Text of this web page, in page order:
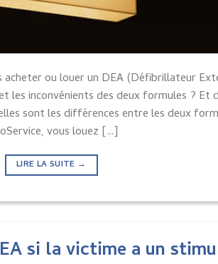
ou louer un DEA (Défibrillateur
les inconvénients des deux formules ? Et
sont les différences entre les deux
vous louez […]
LIRE LA SUITE →
si la victime a un